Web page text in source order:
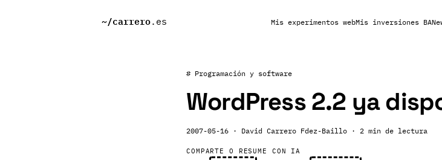
~/carrero.es Mis experimentos webMis inversiones BA
# Programación y software
WordPress 2.2 ya
2007-05-16 · David Carrero Fdez-Baillo · 2 min de lectura
COMPARTE O RESUME CON IA